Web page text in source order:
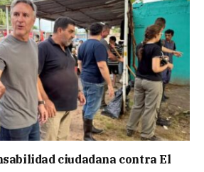
ciudadana contra El